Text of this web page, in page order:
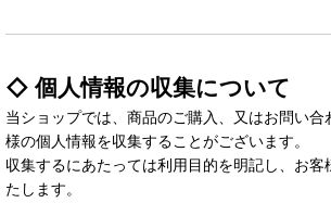
◇ 個人情報の収集について
当ショップでは、商品のご購入、又はお問い合
様の個人情報を収集することがございます。
収集するにあたっては利用目的を明記し、お
たします。